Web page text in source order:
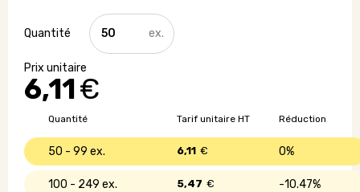
6,11€
quantité
de
Gobelet
à
double
ml
Quantité Réduction
Tarif unitaire HT
50 - 99 0%
6,11 €
100 - 249 10.47%
5,47 €